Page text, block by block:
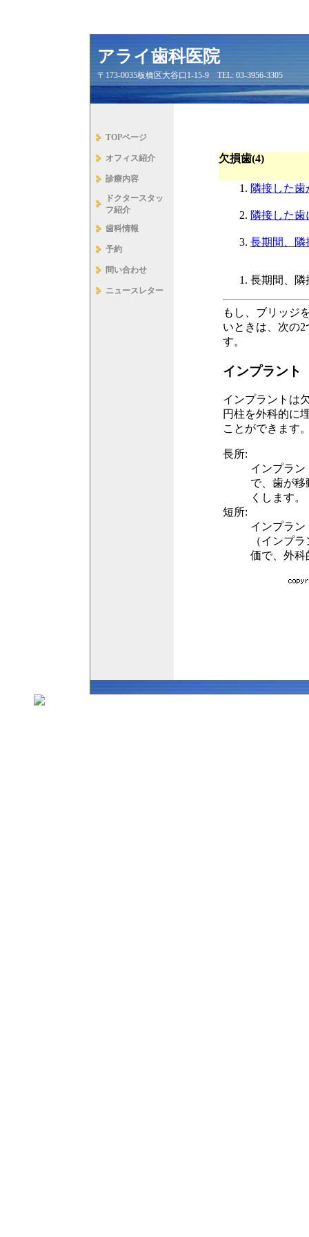
アライ歯科医院
〒173-0035板橋区大谷口1-15-9 TEL: 03-3956-3305
TOPページ
オフィス紹介
診療内容
ドクタースタッ
フ紹介
歯科情報
予約
問い合わせ
ニュースレター
欠損歯(4)
隣接した
隣接した
長期間、隣
長期間、隣
もし、ブリッジ
いときは、次の
す。
インプラント
インプラントは
円柱を外科的に
ことができます
長所:
インプラ
で、歯が
くします。
短所:
インプラン
（インプ
価で、外科